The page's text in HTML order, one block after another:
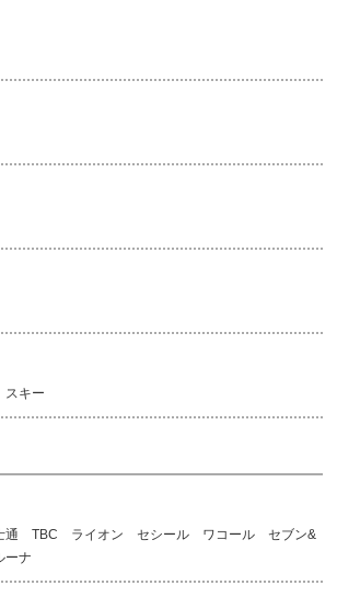
キー
通 TBC ライオン セシール ワコール セブン&
ナ